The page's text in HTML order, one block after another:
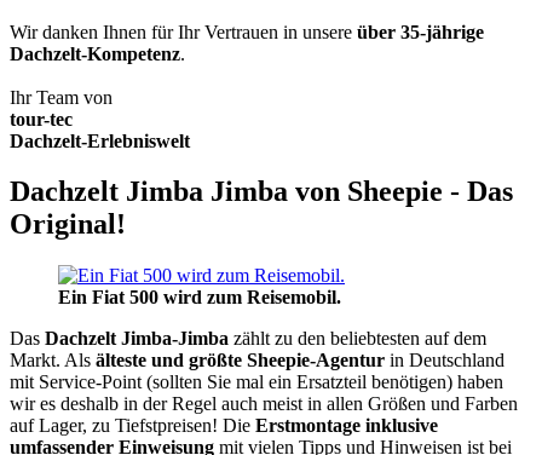
Wir danken Ihnen für Ihr Vertrauen in unsere über 35-jährige
Dachzelt-Kompetenz.
Ihr Team von
tour-tec
Dachzelt-Erlebniswelt
Dachzelt Jimba Jimba von Sheepie - Das
Original!
Ein Fiat 500 wird zum Reisemobil.
Das Dachzelt Jimba-Jimba zählt zu den beliebtesten auf dem
Markt. Als älteste und größte Sheepie-Agentur in Deutschland
mit Service-Point (sollten Sie mal ein Ersatzteil benötigen) haben
wir es deshalb in der Regel auch meist in allen Größen und Farben
auf Lager, zu Tiefstpreisen! Die Erstmontage inklusive
umfassender Einweisung mit vielen Tipps und Hinweisen ist bei